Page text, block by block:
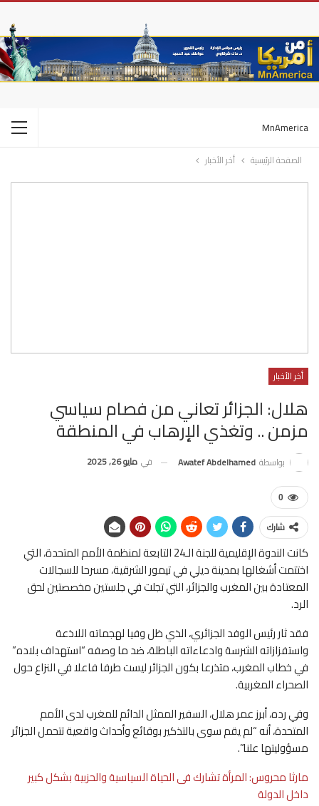
MnAmerica
الصفحة الرئيسية أخر الأخبار
أخر الأخبار
هلال: الجزائر تعاني من فصام سياسي
مزمن .. وتغذي الإرهاب في المنطقة
بواسطة Awatef Abdelhamed في مايو 26, 2025
0
شارك
كانت الندوة الإقليمية للجنة الـ24 التابعة لمنظمة الأمم المتحدة، التي
اختتمت أشغالها بمدينة ديلي في تيمور الشرقية، مسرحا للسجالات
المعتادة بين المغرب والجزائر، التي تجلت في جلستين مخصصتين لحق
الرد.
فقد ثار رئيس الوفد الجزائري، الذي ظل وفيا لهجماته اللاذعة
واستفزازاته الشرسة وادعاءاته الباطلة، ضد ما وصفه “استهداف بلاده”
في خطاب المغرب، متذرعا بكون الجزائر ليست طرفا فاعلا في النزاع حول
الصحراء المغربية.
وفي رده، أبرز عمر هلال، السفير الممثل الدائم للمغرب لدى الأمم
المتحدة، أنه “لم يقم سوى بالتذكير بوقائع وأحداث واقعية تتحمل الجزائر
مسؤوليتها علنا”.
مارثا محروس: المرأة تشارك فى الحياة السياسية والحزبية بشكل كبير
داخل الدولة